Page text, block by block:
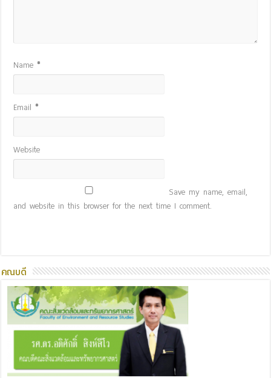
Name*
Email*
Website
Save my name, email,
and website in this browser for the next time I comment.
คณบดี